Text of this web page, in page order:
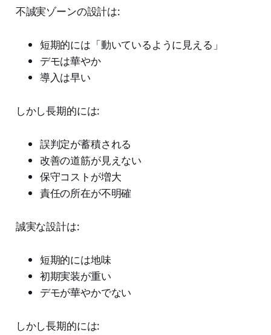
不誠実ゾーンの設計は:
短期的には「動いているように見える」
デモは華やか
導入は早い
しかし長期的には:
誤判定が蓄積される
改善の道筋が見えない
保守コストが増大
責任の所在が不明確
誠実な設計は:
短期的には地味
初期実装が重い
デモが華やかでない
しかし長期的には: